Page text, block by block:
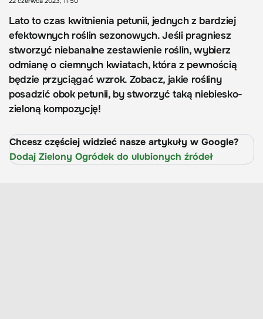
Lato to czas kwitnienia petunii, jednych z bardziej
efektownych roślin sezonowych. Jeśli pragniesz
stworzyć niebanalne zestawienie roślin, wybierz
odmianę o ciemnych kwiatach, która z pewnością
będzie przyciągać wzrok. Zobacz, jakie rośliny
posadzić obok petunii, by stworzyć taką niebiesko-
zieloną kompozycję!
Chcesz częściej widzieć nasze artykuły w Google?
Dodaj Zielony Ogródek do ulubionych źródeł